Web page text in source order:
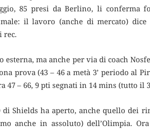
85 presi da Berlino, li conferma
il lavoro (anche di mercato)
rec.
ma anche per via di coach
prova (43 – 46 a metà 3’ periodo al
– 66, 9 pti segnati in 14 mins (tutto il
Shields ha aperto, anche quello dei
anche in assoluto) dell’Olimpia.